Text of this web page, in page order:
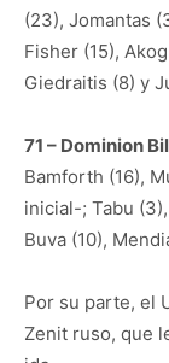
(23), Jomantas
Fisher (15),
Giedraitis (8) y
71 – Dominion
Bamforth (16),
inicial-; Tabu
Buva (10),
Por su parte, el
Zenit ruso, que